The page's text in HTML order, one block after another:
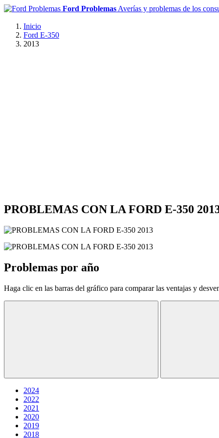
Ford Problemas Averías y problemas de los
Inicio
Ford E-350
2013
PROBLEMAS CON LA FORD E-350
Problemas por año
Haga clic en las barras del gráfico para comparar las ventajas y
2024
2022
2021
2020
2019
2018